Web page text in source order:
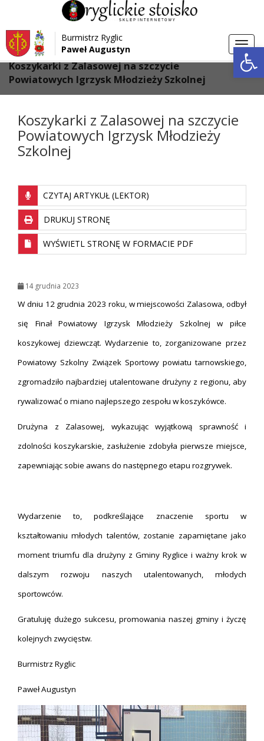
Przejdź do menu
Przejdź do głównej treści strony
Przejdź do stopki strony
Burmistrz Ryglic
Paweł Augustyn
Strona główna > Aktualności
Koszykarki z Zalasowej na szczycie
Powiatowych Igrzysk Młodzieży Szkolnej
Koszykarki z Zalasowej na szczycie
Powiatowych Igrzysk Młodzieży
Szkolnej
CZYTAJ ARTYKUŁ (LEKTOR)
DRUKUJ STRONĘ
WYŚWIETL STRONĘ W FORMACIE PDF
14 grudnia 2023
W dniu 12 grudnia 2023 roku, w miejscowości Zalasowa, odbył
się Finał Powiatowy Igrzysk Młodzieży Szkolnej w piłce
koszykowej dziewcząt. Wydarzenie to, zorganizowane przez
Powiatowy Szkolny Związek Sportowy powiatu tarnowskiego,
zgromadziło najbardziej utalentowane drużyny z regionu, aby
rywalizować o miano najlepszego zespołu w koszykówce.
Drużyna z Zalasowej, wykazując wyjątkową sprawność i
zdolności koszykarskie, zasłużenie zdobyła pierwsze miejsce,
zapewniając sobie awans do następnego etapu rozgrywek.
Wydarzenie to, podkreślające znaczenie sportu w
kształtowaniu młodych talentów, zostanie zapamiętane jako
moment triumfu dla drużyny z Gminy Ryglice i ważny krok w
dalszym rozwoju naszych utalentowanych, młodych
sportowców.
Gratuluję dużego sukcesu, promowania naszej gminy i życzę
kolejnych zwycięstw.
Burmistrz Ryglic
Paweł Augustyn